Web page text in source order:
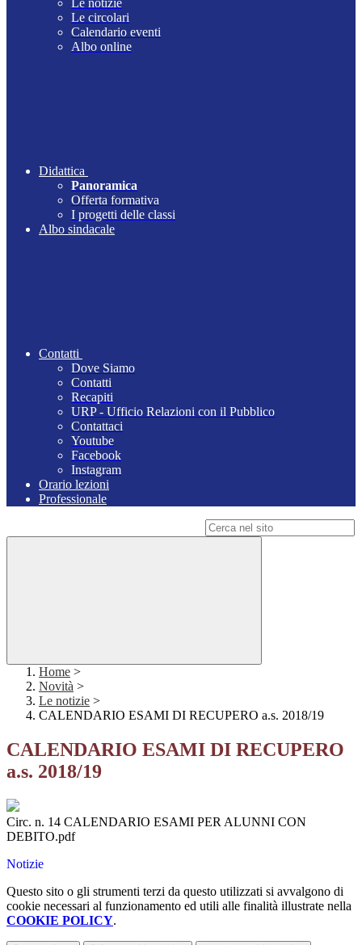
Le notizie
Le circolari
Calendario eventi
Albo online
Didattica
Panoramica
Offerta formativa
I progetti delle classi
Albo sindacale
Contatti
Dove Siamo
Contatti
Recapiti
URP - Ufficio Relazioni con il Pubblico
Contattaci
Youtube
Facebook
Instagram
Orario lezioni
Professionale
Home >
Novità >
Le notizie >
CALENDARIO ESAMI DI RECUPERO a.s. 2018/19
CALENDARIO ESAMI DI RECUPERO
a.s. 2018/19
Circ. n. 14 CALENDARIO ESAMI PER ALUNNI CON
DEBITO.pdf
Notizie
Questo sito o gli strumenti terzi da questo utilizzati si avvalgono di
cookie necessari al funzionamento ed utili alle finalità illustrate nella
COOKIE POLICY.